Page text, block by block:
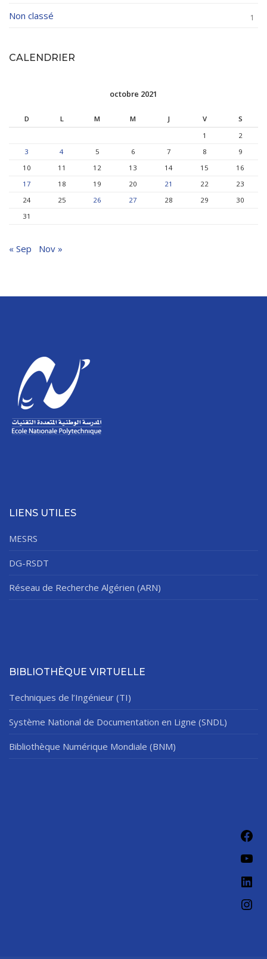
Non classé 1
CALENDRIER
octobre 2021
D L M M J V
S
1
2
3
4 5 6 7 8
9
10
11 12 13 14 15
16
17
18 19 20 21 22
23
24
25 26 27 28 29
30
31
« Sep Nov »
LIENS UTILES
MESRS
DG-RSDT
Réseau de Recherche Algérien (ARN)
BIBLIOTHÈQUE VIRTUELLE
Techniques de l’Ingénieur (TI)
Système National de Documentation en Ligne (SNDL)
Bibliothèque Numérique Mondiale (BNM)